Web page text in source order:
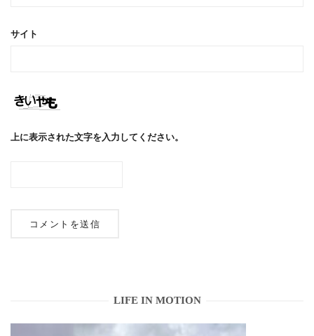
サイト
上に表示された文字を入力してください。
LIFE IN MOTION